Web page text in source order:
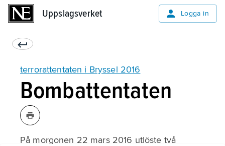
Uppslagsverket Logga in
terrorattentaten i Bryssel 2016
Bombattentaten
På morgonen 22 mars 2016 utlöste två